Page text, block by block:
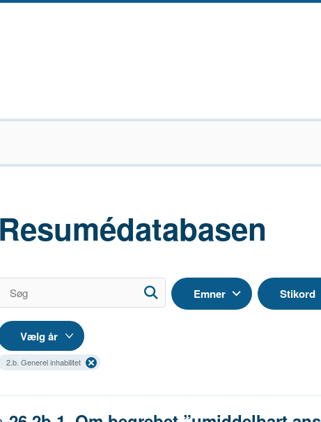
Resumédatabasen
Emner Stikord
2.b. Generel inhabilitet